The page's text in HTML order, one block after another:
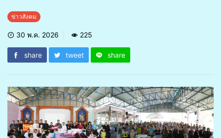
ข่าวสังคม
30 พ.ค. 2026 225
share tweet share